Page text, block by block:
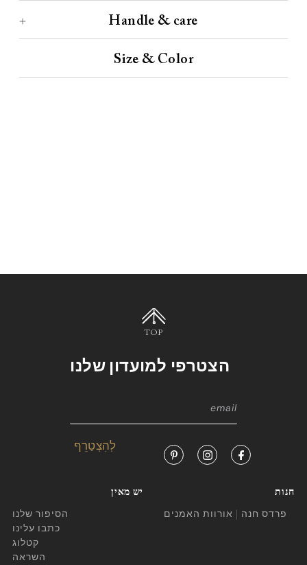
Handle & care
Size & Color
TOP
הצטרפי למועדון שלנו
חנות
פרדס חנה | אורוות האמנים
יש מאין
הסיפור שלנו
כתבו עלינו
קטלוג
השראה